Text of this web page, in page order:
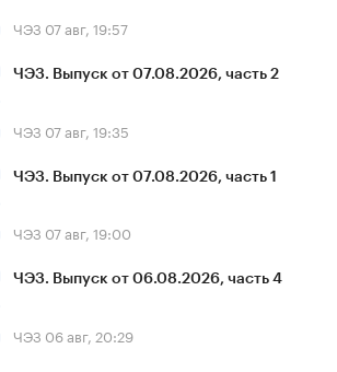
ЧЭЗ 07 авг, 19:57
ЧЭЗ. Выпуск от 07.08.2026, часть 2
ЧЭЗ 07 авг, 19:35
ЧЭЗ. Выпуск от 07.08.2026, часть 1
ЧЭЗ 07 авг, 19:00
ЧЭЗ. Выпуск от 06.08.2026, часть 4
ЧЭЗ 06 авг, 20:29